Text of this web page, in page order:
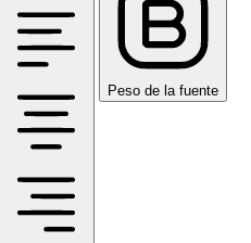
Peso de la fuente